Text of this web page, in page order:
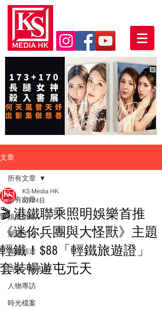
文章
所有文章
娛樂頭條
潮流生活
音樂頻道
活動・好去處
人物專訪
時光檔案
所有文章
🎬 港鐵聯乘照明娛樂首推
《迷你兵團與大怪獸》主題
輕鐵！$88「輕鐵旅遊證」
套裝暢遊屯元天
KS Media HK
6月24日